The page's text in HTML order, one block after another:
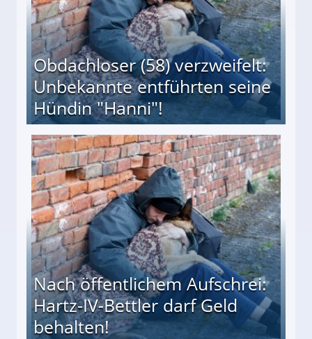
Obdachloser (58) verzweifelt:
Unbekannte entführten seine
Hündin "Hanni"!
entführten seine Hündin "Hanni"!
Nach öffentlichem Aufschrei:
Hartz-IV-Bettler darf Geld
behalten!